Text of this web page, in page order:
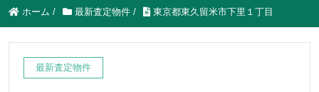
ホーム / 最新査定物件 / 東京都東久留米市下里１丁目
最新査定物件